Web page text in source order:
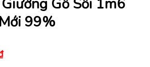
Gỗ Sồi 1m6
99%